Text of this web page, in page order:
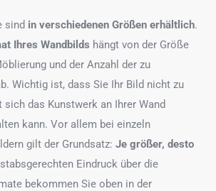
sind in verschiedenen Größen erhältlich.
Ihres Wandbilds hängt von der Größe
und der Anzahl der zu
Wichtig ist, dass Sie Ihr Bild nicht zu
sich das Kunstwerk an Ihrer Wand
kann. Vor allem bei einzeln
gilt der Grundsatz: Je größer, desto
Eindruck über die
bekommen Sie oben in der